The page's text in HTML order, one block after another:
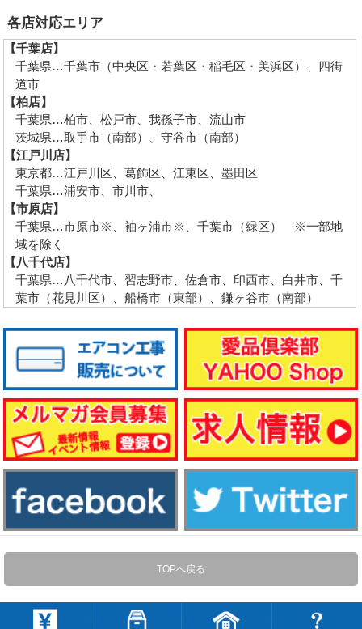
各店対応エリア
【千葉店】
千葉県…千葉市（中央区・若葉区・稲毛区・美浜区）、四街
道市
【柏店】
千葉県…柏市、松戸市、我孫子市、流山市
茨城県…取手市（南部）、守谷市（南部）
【江戸川店】
東京都…江戸川区、葛飾区、江東区、墨田区
千葉県…浦安市、市川市、
【市原店】
千葉県…市原市※、袖ヶ浦市※、千葉市（緑区） ※一部地
域を除く
【八千代店】
千葉県…八千代市、習志野市、佐倉市、印西市、白井市、千
葉市（花見川区）、船橋市（東部）、鎌ヶ谷市（南部）
TOPへ戻る